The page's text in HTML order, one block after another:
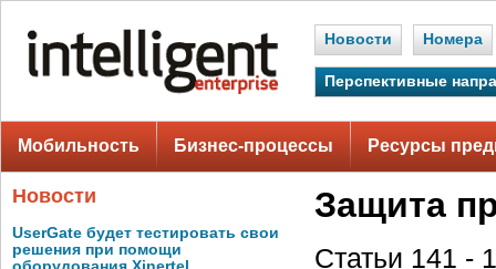
Новости Номера
Перспективные
Мобильность Бизнес-процессы Ресурсы
Новости
UserGate будет тестировать свои
решения при помощи
Защита
Статьи 141 -